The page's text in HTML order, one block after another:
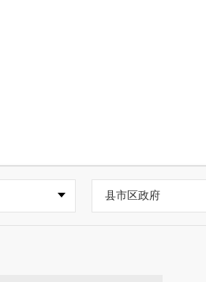
县市区政府